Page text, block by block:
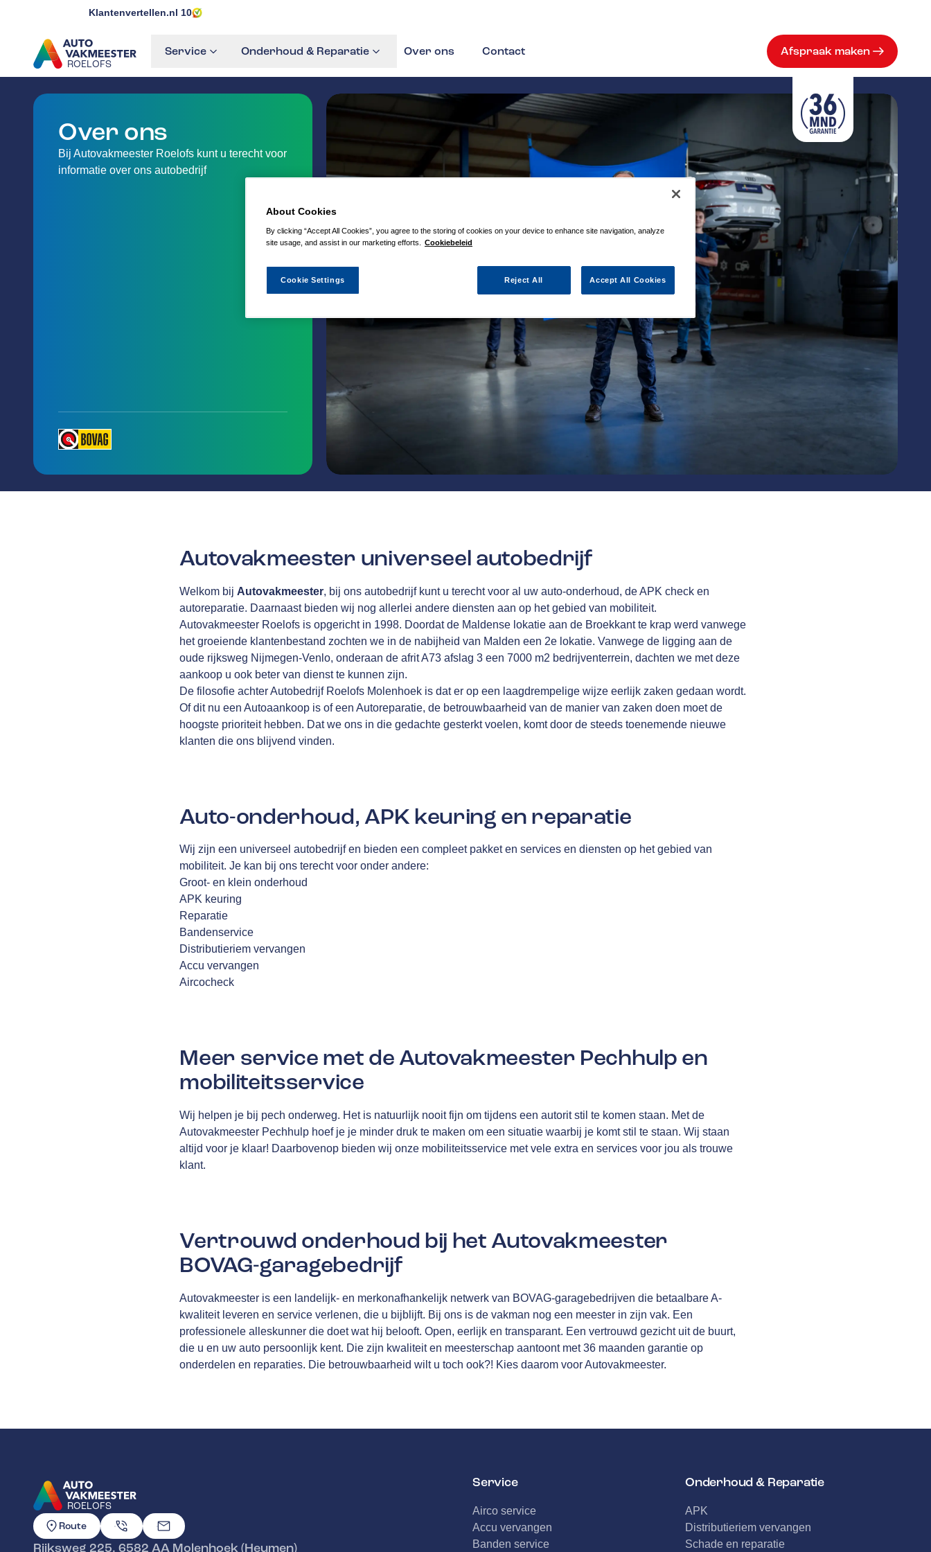
Klantenvertellen.nl 10
ROELOFS
GA NAAR DE HOMEPAGINA
Service Onderhoud & Reparatie Over ons Contact Afspraak maken
Over ons
Bij Autovakmeester Roelofs kunt u terecht voor
informatie over ons autobedrijf
Autovakmeester universeel autobedrijf
Welkom bij Autovakmeester, bij ons autobedrijf kunt u terecht voor al uw auto-onderhoud, de APK check en
autoreparatie. Daarnaast bieden wij nog allerlei andere diensten aan op het gebied van mobiliteit.
Autovakmeester Roelofs is opgericht in 1998. Doordat de Maldense lokatie aan de Broekkant te krap werd vanwege
het groeiende klantenbestand zochten we in de nabijheid van Malden een 2e lokatie. Vanwege de ligging aan de
oude rijksweg Nijmegen-Venlo, onderaan de afrit A73 afslag 3 een 7000 m2 bedrijventerrein, dachten we met deze
aankoop u ook beter van dienst te kunnen zijn.
De filosofie achter Autobedrijf Roelofs Molenhoek is dat er op een laagdrempelige wijze eerlijk zaken gedaan wordt.
Of dit nu een Autoaankoop is of een Autoreparatie, de betrouwbaarheid van de manier van zaken doen moet de
hoogste prioriteit hebben. Dat we ons in die gedachte gesterkt voelen, komt door de steeds toenemende nieuwe
klanten die ons blijvend vinden.
Auto-onderhoud, APK keuring en reparatie
Wij zijn een universeel autobedrijf en bieden een compleet pakket en services en diensten op het gebied van
mobiliteit. Je kan bij ons terecht voor onder andere:
Groot- en klein onderhoud
APK keuring
Reparatie
Bandenservice
Distributieriem vervangen
Accu vervangen
Aircocheck
Meer service met de Autovakmeester Pechhulp en
mobiliteitsservice
Wij helpen je bij pech onderweg. Het is natuurlijk nooit fijn om tijdens een autorit stil te komen staan. Met de
Autovakmeester Pechhulp hoef je je minder druk te maken om een situatie waarbij je komt stil te staan. Wij staan
altijd voor je klaar! Daarbovenop bieden wij onze mobiliteitsservice met vele extra en services voor jou als trouwe
klant.
Vertrouwd onderhoud bij het Autovakmeester
BOVAG-garagebedrijf
Autovakmeester is een landelijk- en merkonafhankelijk netwerk van BOVAG-garagebedrijven die betaalbare A-
kwaliteit leveren en service verlenen, die u bijblijft. Bij ons is de vakman nog een meester in zijn vak. Een
professionele alleskunner die doet wat hij belooft. Open, eerlijk en transparant. Een vertrouwd gezicht uit de buurt,
die u en uw auto persoonlijk kent. Die zijn kwaliteit en meesterschap aantoont met36 maanden garantie op
onderdelen en reparaties. Die betrouwbaarheid wilt u toch ook?! Kies daarom voor Autovakmeester.
ROELOFS
GA NAAR DE HOMEPAGINA
Route
Rijksweg 225, 6582 AA Molenhoek (Heumen)
Service
Airco service
Accu vervangen
Banden service
Onderhoud & Reparatie
APK
Distributieriem vervangen
Schade en reparatie
About Cookies
By clicking “Accept All Cookies”, you agree to the storing of cookies on your device to enhance site navigation, analyze
site usage, and assist in our marketing efforts.
Cookiebeleid
Reject All Accept All Cookies
Cookie Settings